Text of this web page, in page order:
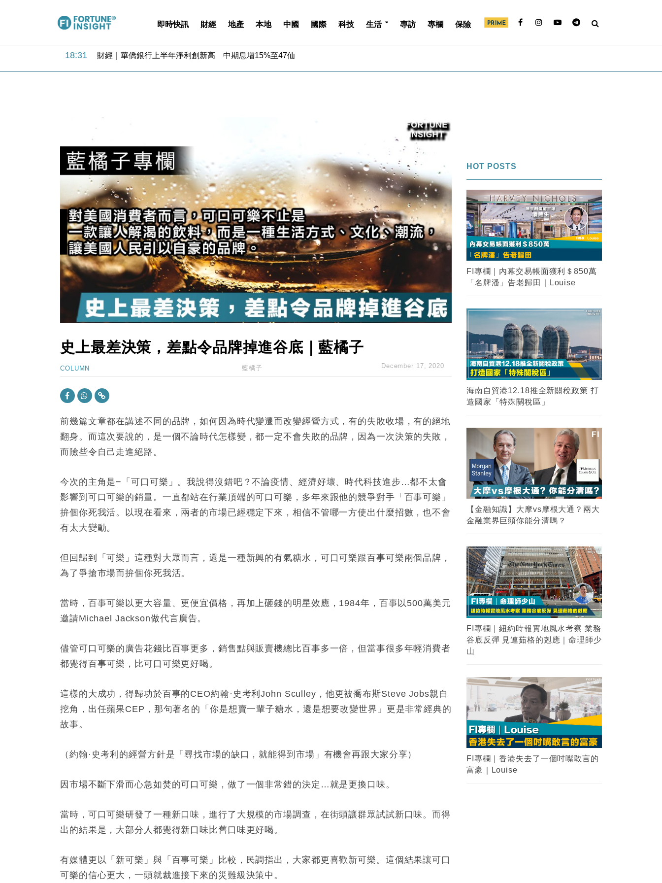
即時快訊 財經 地產 本地 中國 國際 科技 生活 專訪 專欄 保險
18:31 財經｜華僑銀行上半年淨利創新高 中期息增15%至47仙
11:12 國際｜特朗普料美伊戰事快結束 承認部分彈藥庫存緊張
15:59 財經｜SA售股自救後再出手 斥4億美元押注未上市公司
18:31 財經｜華僑銀行上半年淨利創新高 中期息增15%至47仙
17:33 財經｜滙豐上調香港今年GDP預測至4.5% 看好貿易及消費表現
16:47 本地｜假冒內地執法人員要求交「保證金」 43歲女子損失近6900萬元
16:05 財經｜日經失守6.5萬點後回穩 全周仍升近2%
15:47 財經｜恒隆10月換帥 玩具「反」斗城亞洲CEO蔡德粦接任
15:11 財經｜韓股反覆波動收跌 連挫7周創逾3年最長跌勢
13:44 財經｜內地7月美元計價出口增近24%勝預期 貿易順差達1125億美元
12:44 財經｜日本春季三度入市撐日圓 4月單日斥6.28萬億日圓干預創新高
11:12 國際｜特朗普料美伊戰事快結束 承認部分彈藥庫存緊張
15:59 財經｜SA售股自救後再出手 斥4億美元押注未上市公司
史上最差決策，差點令品牌掉進谷底｜藍橘子
COLUMN 藍橘子 December 17, 2020
前幾篇文章都在講述不同的品牌，如何因為時代變遷而改變經營方式，有的失敗收場，有的絕地
翻身。而這次要說的，是一個不論時代怎樣變，都一定不會失敗的品牌，因為一次決策的失敗，
而險些令自己走進絕路。
今次的主角是−「可口可樂」。我說得沒錯吧？不論疫情、經濟好壞、時代科技進步…都不太會
影響到可口可樂的銷量。一直都站在行業頂端的可口可樂，多年來跟他的競爭對手「百事可樂」
拚個你死我活。以現在看來，兩者的市場已經穩定下來，相信不管哪一方使出什麼招數，也不會
有太大變動。
但回歸到「可樂」這種對大眾而言，還是一種新興的有氣糖水，可口可樂跟百事可樂兩個品牌，
為了爭搶市場而拚個你死我活。
當時，百事可樂以更大容量、更便宜價格，再加上砸錢的明星效應， 1984年，百事以 500萬美元
邀請Michael Jackson做代言廣告。
儘管可口可樂的廣告花錢比百事更多，銷售點與販賣機總比百事多一倍，但當事很多年輕消費者
都覺得百事可樂，比可口可樂更好喝。
這樣的大成功，得歸功於百事的CEO約翰 · 史考利John Sculley ，他更被喬布斯Steve Jobs親自
挖角，出任蘋果CEP ，那句著名的「你是想賣一輩子糖水，還是想要改變世界」更是非常經典的
故事。
（約翰 · 史考利的經營方針是「尋找市場的缺口，就能得到市場」有機會再跟大家分享）
因市場不斷下滑而心急如焚的可口可樂，做了一個非常錯的決定 … 就是更換口味。
當時，可口可樂研發了一種新口味，進行了大規模的市場調查，在街頭讓群眾試試新口味。而得
出的結果是，大部分人都覺得新口味比舊口味更好喝。
有媒體更以「新可樂」與「百事可樂」比較，民調指出，大家都更喜歡新可樂。這個結果讓可口
可樂的信心更大，一頭就裁進接下來的災難級決策中。
HOT POSTS
1
FI專欄｜內幕交易帳面獲利＄850萬
「名牌潘」告老歸田｜Louise
2
海南自貿港12.18推全新關稅政策 打
造國家「特殊關稅區」
3
【金融知識】大摩vs摩根大通？兩大
FI專欄｜紐約時報實地風水考察 業務
谷底反彈 見連茹格的剋應｜命理師少
山
5
FI專欄｜香港失去了一個吋嘴敢言的
富豪｜Louise